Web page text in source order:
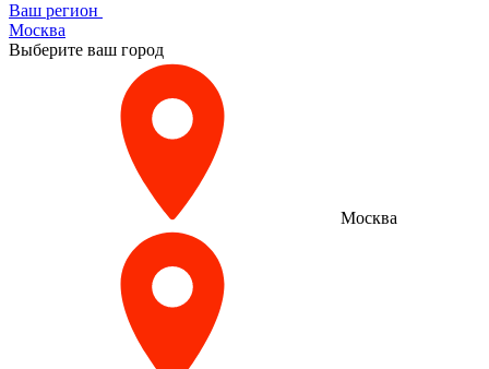
Ваш регион
Москва
Выберите ваш город
Москва